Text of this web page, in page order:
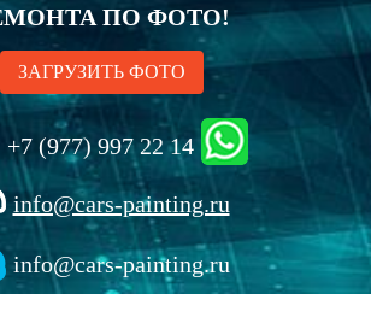
ПО ФОТО!
ЗАГРУЗИТЬ ФОТО
+7 (977) 997 22 14
info@cars-painting.ru
info@cars-painting.ru